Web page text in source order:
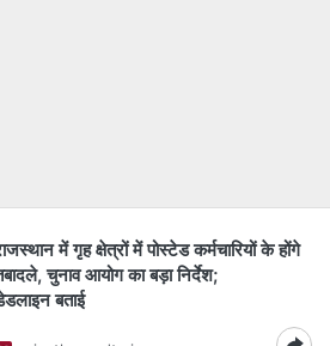
में गृह क्षेत्रों में पोस्टेड कर्मचारियों के होंगे
चुनाव आयोग का बड़ा निर्देश;
बताई